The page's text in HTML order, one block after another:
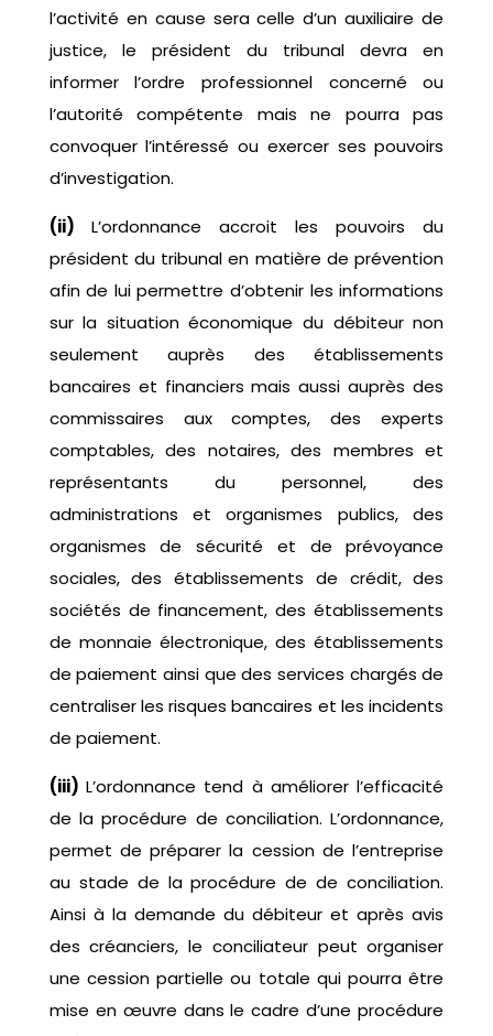
l’activité en cause sera celle d’un auxiliaire de
justice, le président du tribunal devra en
informer l’ordre professionnel concerné ou
l’autorité compétente mais ne pourra pas
convoquer l’intéressé ou exercer ses pouvoirs
d’investigation.
(ii) L’ordonnance accroit les pouvoirs du
président du tribunal en matière de prévention
afin de lui permettre d’obtenir les informations
sur la situation économique du débiteur non
seulement auprès des établissements
bancaires et financiers mais aussi auprès des
commissaires aux comptes, des experts
comptables, des notaires, des membres et
représentants du personnel, des
administrations et organismes publics, des
organismes de sécurité et de prévoyance
sociales, des établissements de crédit, des
sociétés de financement, des établissements
de monnaie électronique, des établissements
de paiement ainsi que des services chargés de
centraliser les risques bancaires et les incidents
de paiement.
(iii)L’ordonnance tend à améliorer l’efficacité
de la procédure de conciliation. L’ordonnance,
permet de préparer la cession de l’entreprise
au stade de la procédure de de conciliation.
Ainsi à la demande du débiteur et après avis
des créanciers, le conciliateur peut organiser
une cession partielle ou totale qui pourra être
mise en œuvre dans le cadre d’une procédure